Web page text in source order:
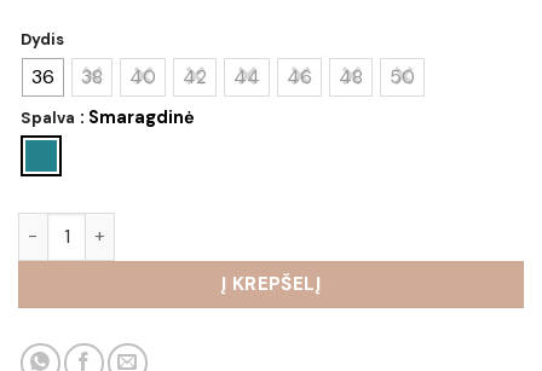
Dydis
36 38 40 42 44 46 48 50
Spalva : Smaragdinė
produkto kiekis: Palaidinė Enrika
Į KREPŠELĮ